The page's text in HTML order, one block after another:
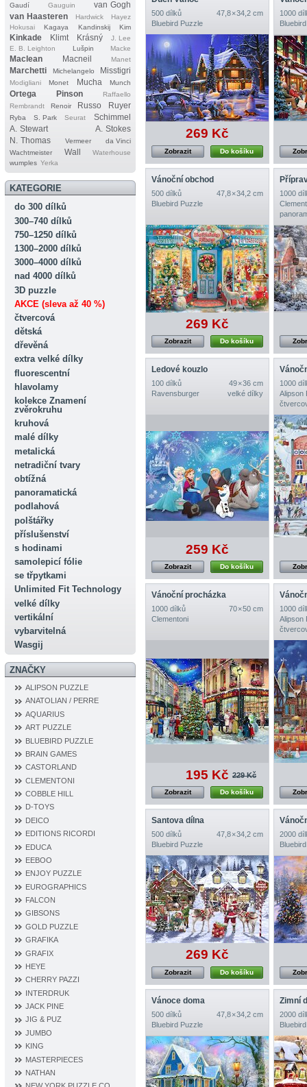
Gaudí
Gauguin
van Gogh
van Haasteren
Hardwick
Hayez
Hokusai
Kagaya Kandinskij Kim
Kinkade Klimt Krásný
J. Lee
E. B. Leighton
Lušpin Macke
Maclean Macneil Manet
Marchetti Michelangelo Misstigri
Modigliani Monet Mucha Munch
Ortega Pinson
Raffaello
Rembrandt
Renoir Russo Ruyer
Ryba S. Park Seurat
Schimmel
A. Stewart
A. Stokes
N. Thomas
Vermeer
da Vinci
Wachtmeister
Wall
Waterhouse
wumples Yerka
KATEGORIE
do 300 dílků
300–740 dílků
750–1250 dílků
1300–2000 dílků
3000–4000 dílků
nad 4000 dílků
3D puzzle
AKCE (sleva až 40 %)
čtvercová
dětská
dřevěná
extra velké dílky
fluorescentní
hlavolamy
kolekce Znamení
zvěrokruhu
kruhová
malé dílky
metalická
netradiční tvary
obtížná
panoramatická
podlahová
polštářky
příslušenství
s hodinami
samolepicí fólie
se třpytkami
Unlimited Fit Technology
velké dílky
vertikální
vybarvitelná
Wasgij
ZNAČKY
ALIPSON PUZZLE
ANATOLIAN / PERRE
AQUARIUS
ART PUZZLE
BLUEBIRD PUZZLE
BRAIN GAMES
CASTORLAND
CLEMENTONI
COBBLE HILL
D‐TOYS
DEICO
EDITIONS RICORDI
EDUCA
EEBOO
ENJOY PUZZLE
EUROGRAPHICS
FALCON
GIBSONS
GOLD PUZZLE
GRAFIKA
GRAFIX
HEYE
CHERRY PAZZI
INTERDRUK
JACK PINE
JIG & PUZ
JUMBO
KING
MASTERPIECES
NATHAN
500 dílků
47,8 × 34,2 cm
Bluebird Puzzle
269 Kč
Do košíku
Zobrazit
1000
Vánoční obchod
500 dílků
47,8 × 34,2 cm
Bluebird Puzzle
269 Kč
Do košíku
Zobrazit
1000
Ledové kouzlo
100 dílků
49 × 36 cm
Ravensburger
velké dílky
259 Kč
Do košíku
Zobrazit
1000
Alipson
Vánoční procházka
1000 dílků
70 × 50 cm
Clementoni
195 Kč 229 Kč
Do košíku
Zobrazit
1000
Alipson
Santova dílna
500 dílků
47,8 × 34,2 cm
Bluebird Puzzle
269 Kč
Do košíku
Zobrazit
2000
Vánoce doma
500 dílků
47,8 × 34,2 cm
Bluebird Puzzle
Zimní
2000